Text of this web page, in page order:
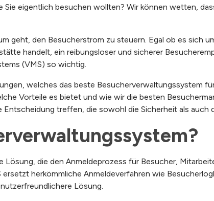
eigentlich besuchen wollten? Wir können wetten,
geht, den Besucherstrom zu steuern. Egal ob es sich
handelt, ein reibungsloser und sicherer
(VMS) so wichtig.
welches das beste Besucherverwaltungssystem
Vorteile es bietet und wie wir die besten
treffen, die sowohl die Sicherheit als auch
die den Anmeldeprozess für Besucher,
ersetzt herkömmliche Anmeldeverfahren wie
Lösung.